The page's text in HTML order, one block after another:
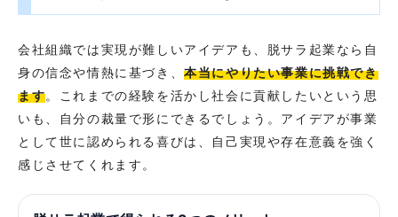
会社組織では実現が難しいアイデアも、脱サラ起業なら自
身の信念や情熱に基づき、本当にやりたい事業に挑戦でき
ます。これまでの経験を活かし社会に貢献したいという思
いも、自分の裁量で形にできるでしょう。アイデアが事業
として世に認められる喜びは、自己実現や存在意義を強く
感じさせてくれます。